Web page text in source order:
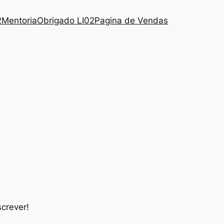
MentoriaObrigado LI02Pagina de Vendas